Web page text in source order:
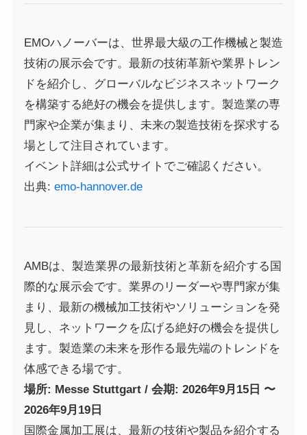
EMOハノーバーは、世界最大級の工作機械と製造
技術の展示会です。最新の技術革新や業界トレン
ドを紹介し、グローバルなビジネスネットワーク
を構築する絶好の機会を提供します。製造業の専
門家や企業が集まり、未来の製造技術を探求する
場として注目されています。
イベント詳細は公式サイトでご確認ください。
出典: emo-hannover.de
AMBは、製造業界の最新技術と革新を紹介する国
際的な展示会です。業界のリーダーや専門家が集
まり、最新の機械加工技術やソリューションを発
見し、ネットワークを広げる絶好の機会を提供し
ます。製造業の未来を形作る最先端のトレンドを
体感できる場です。
場所: Messe Stuttgart / 会期: 2026年9月15日 〜
2026年9月19日
国際金属加工展は、最新の技術や製品を紹介する